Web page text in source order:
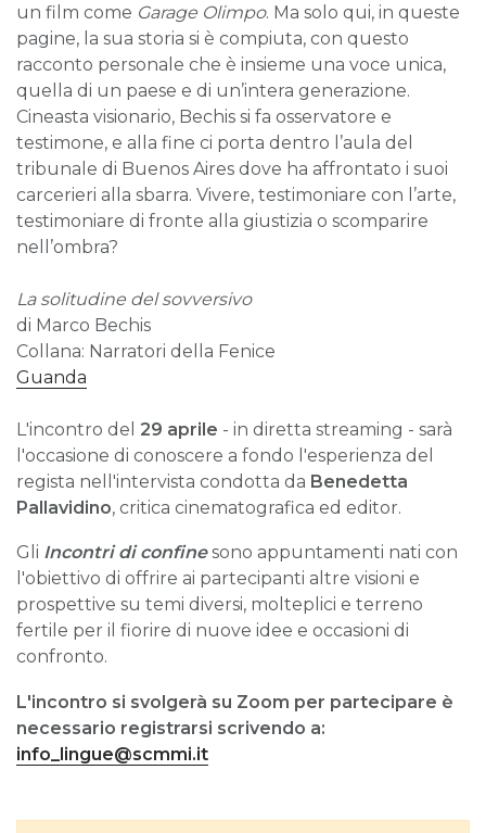
un film come Garage Olimpo. Ma solo qui, in queste
pagine, la sua storia si è compiuta, con questo
racconto personale che è insieme una voce unica,
quella di un paese e di un’intera generazione.
Cineasta visionario, Bechis si fa osservatore e
testimone, e alla fine ci porta dentro l’aula del
tribunale di Buenos Aires dove ha affrontato i suoi
carcerieri alla sbarra. Vivere, testimoniare con l’arte,
testimoniare di fronte alla giustizia o scomparire
nell’ombra?
La solitudine del sovversivo
di Marco Bechis
Collana: Narratori della Fenice
Guanda
L'incontro del 29 aprile - in diretta streaming - sarà
l'occasione di conoscere a fondo l'esperienza del
regista nell'intervista condotta da Benedetta
Pallavidino, critica cinematografica ed editor.
Gli Incontri di confinesono appuntamenti nati con
l'obiettivo di offrire ai partecipanti altre visioni e
prospettive su temi diversi, molteplici e terreno
fertile per il fiorire di nuove idee e occasioni di
confronto.
L'incontro si svolgerà su Zoom per partecipare è
necessario registrarsi scrivendo a:
info_lingue@scmmi.it